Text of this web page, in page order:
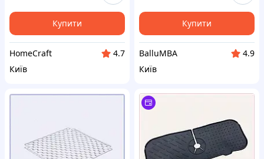
Купити
HomeCraft
4.7
Київ
Купити
BalluMBA
4.9
Київ